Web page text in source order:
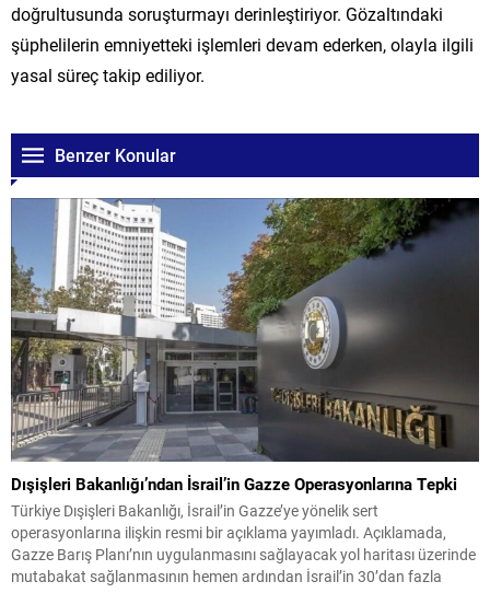
doğrultusunda soruşturmayı derinleştiriyor. Gözaltındaki
şüphelilerin emniyetteki işlemleri devam ederken, olayla ilgili
yasal süreç takip ediliyor.
Benzer Konular
Dışişleri Bakanlığı’ndan İsrail’in Gazze Operasyonlarına Tepki
Türkiye Dışişleri Bakanlığı, İsrail’in Gazze’ye yönelik sert
operasyonlarına ilişkin resmi bir açıklama yayımladı. Açıklamada,
Gazze Barış Planı’nın uygulanmasını sağlayacak yol haritası üzerinde
mutabakat sağlanmasının hemen ardından İsrail’in 30’dan fazla